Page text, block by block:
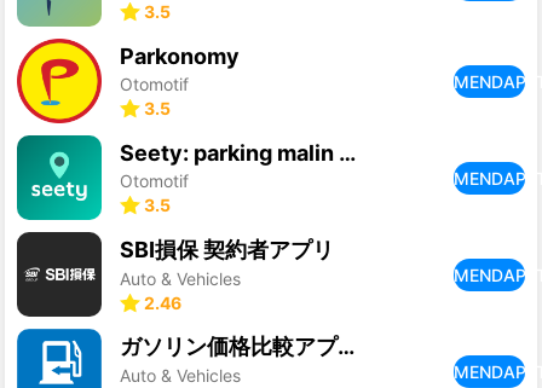
3.5
Parkonomy
Otomotif
3.5
Seety: parking malin & gratuit
Otomotif
3.5
SBI損保 契約者アプリ
Auto & Vehicles
2.46
ガソリン価格比較アプリ gogo.gs
Auto & Vehicles